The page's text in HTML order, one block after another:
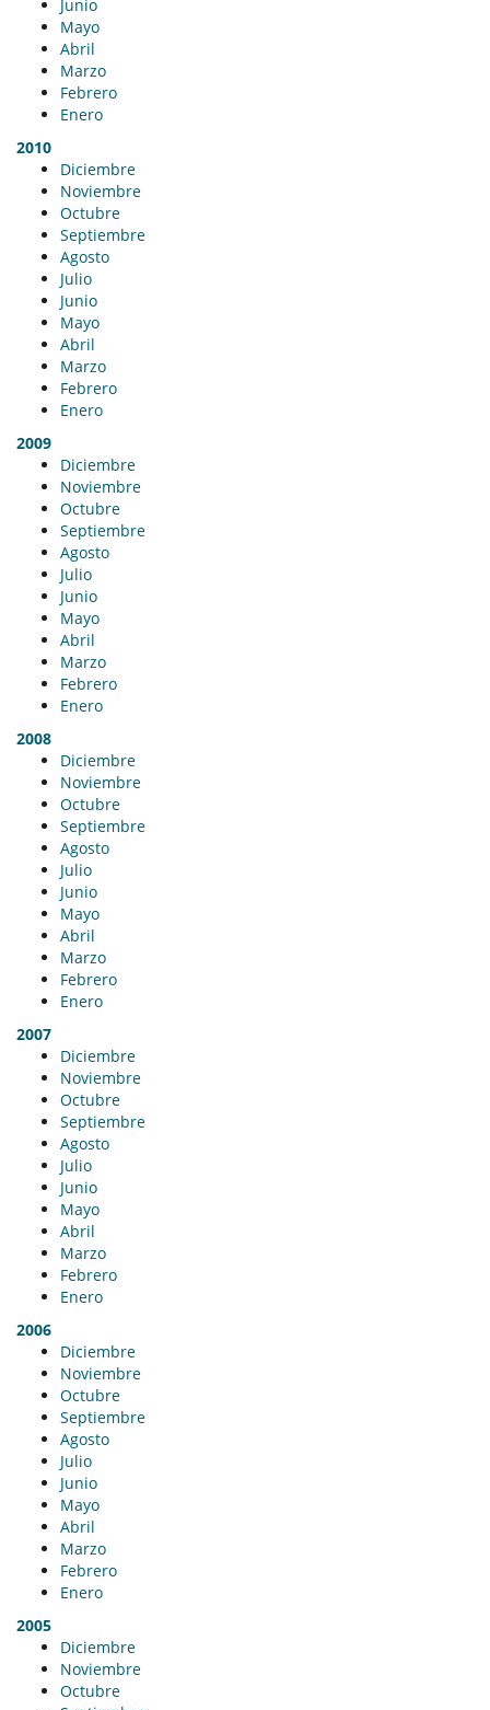
Junio
Mayo
Abril
Marzo
Febrero
Enero
2010
Diciembre
Noviembre
Octubre
Septiembre
Agosto
Julio
Junio
Mayo
Abril
Marzo
Febrero
Enero
2009
Diciembre
Noviembre
Octubre
Septiembre
Agosto
Julio
Junio
Mayo
Abril
Marzo
Febrero
Enero
2008
Diciembre
Noviembre
Octubre
Septiembre
Agosto
Julio
Junio
Mayo
Abril
Marzo
Febrero
Enero
2007
Diciembre
Noviembre
Octubre
Septiembre
Agosto
Julio
Junio
Mayo
Abril
Marzo
Febrero
Enero
2006
Diciembre
Noviembre
Octubre
Septiembre
Agosto
Julio
Junio
Mayo
Abril
Marzo
Febrero
Enero
2005
Diciembre
Noviembre
Octubre